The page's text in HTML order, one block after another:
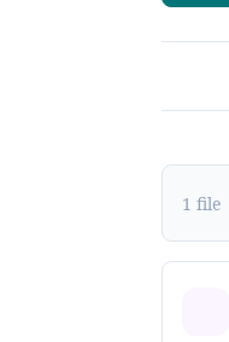
1 file